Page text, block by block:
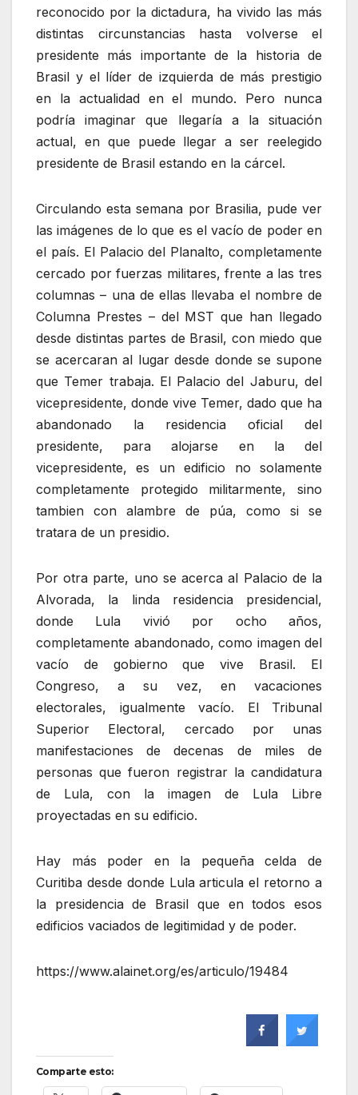
reconocido por la dictadura, ha vivido las más
distintas circunstancias hasta volverse el
presidente más importante de la historia de
Brasil y el líder de izquierda de más prestigio
en la actualidad en el mundo. Pero nunca
podría imaginar que llegaría a la situación
actual, en que puede llegar a ser reelegido
presidente de Brasil estando en la cárcel.
Circulando esta semana por Brasilia, pude ver
las imágenes de lo que es el vacío de poder en
el país. El Palacio del Planalto, completamente
cercado por fuerzas militares, frente a las tres
columnas – una de ellas llevaba el nombre de
Columna Prestes – del MST que han llegado
desde distintas partes de Brasil, con miedo que
se acercaran al lugar desde donde se supone
que Temer trabaja. El Palacio del Jaburu, del
vicepresidente, donde vive Temer, dado que ha
abandonado la residencia oficial del
presidente, para alojarse en la del
vicepresidente, es un edificio no solamente
completamente protegido militarmente, sino
tambien con alambre de púa, como si se
tratara de un presidio.
Por otra parte, uno se acerca al Palacio de la
Alvorada, la linda residencia presidencial,
donde Lula vivió por ocho años,
completamente abandonado, como imagen del
vacío de gobierno que vive Brasil. El
Congreso, a su vez, en vacaciones
electorales, igualmente vacío. El Tribunal
Superior Electoral, cercado por unas
manifestaciones de decenas de miles de
personas que fueron registrar la candidatura
de Lula, con la imagen de Lula Libre
proyectadas en su edificio.
Hay más poder en la pequeña celda de
Curitiba desde donde Lula articula el retorno a
la presidencia de Brasil que en todos esos
edificios vaciados de legitimidad y de poder.
https://www.alainet.org/es/articulo/19484
Comparte esto: